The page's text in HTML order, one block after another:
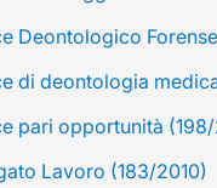
Deontologico
di deontologia
pari opportunità
Lavoro (183/2010)